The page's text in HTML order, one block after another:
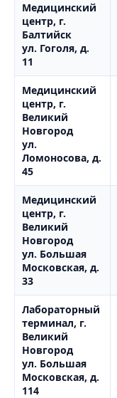
Медицинский
центр, г.
Балтийск
ул. Гоголя, д.
11
Медицинский
центр, г.
Великий
Новгород
ул.
Ломоносова, д.
45
Медицинский
центр, г.
Великий
Новгород
ул. Большая
Московская, д.
33
Лабораторный
терминал, г.
Великий
Новгород
ул. Большая
Московская, д.
114